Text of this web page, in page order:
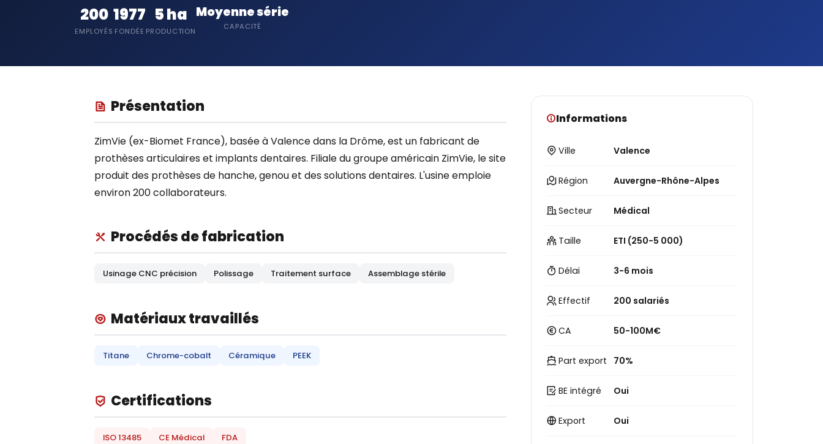
200
EMPLOYÉS
1977
FONDÉE
5 ha
PRODUCTION
Moyenne série
CAPACITÉ
Présentation
ZimVie (ex-Biomet France), basée à Valence dans la Drôme, est un fabricant de
prothèses articulaires et implants dentaires. Filiale du groupe américain ZimVie, le site
produit des prothèses de hanche, genou et des solutions dentaires. L'usine emploie
environ 200 collaborateurs.
Procédés de fabrication
Usinage CNC précision Polissage Traitement surface Assemblage stérile
Matériaux travaillés
Titane Chrome-cobalt Céramique PEEK
Certifications
ISO 13485 CE Médical FDA
Informations
Ville Valence
Région Auvergne-Rhône-Alpes
Secteur Médical
Taille ETI (250-5 000)
Délai 3-6 mois
Effectif 200 salariés
CA 50-100M€
Part export 70%
BE intégré Oui
Export Oui